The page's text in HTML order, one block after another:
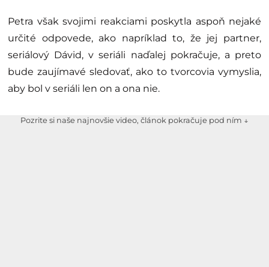
Petra však svojimi reakciami poskytla aspoň nejaké
určité odpovede, ako napríklad to, že jej partner,
seriálový Dávid, v seriáli naďalej pokračuje, a preto
bude zaujímavé sledovať, ako to tvorcovia vymyslia,
aby bol v seriáli len on a ona nie.
Pozrite si naše najnovšie video, článok pokračuje pod ním ↓